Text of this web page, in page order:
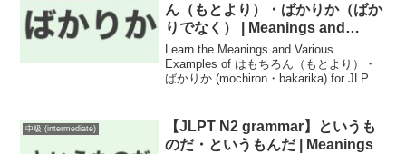
ん（もとより）・ばかりか（ばか
りでなく） | Meanings and
Examples | Japanese Grammar
Learn the Meanings and Various
Examples of はもちろん（もとより）・
ばかりか (mochiron・bakarika) for JLPT
中級 (intermediate)
【JLPT N2 grammar】というも
のだ・というもんだ | Meanings